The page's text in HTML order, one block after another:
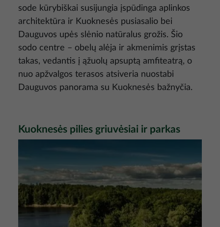
sode kūrybiškai susijungia įspūdinga aplinkos
architektūra ir Kuoknesės pusiasalio bei
Dauguvos upės slėnio natūralus grožis. Šio
sodo centre – obelų alėja ir akmenimis grįstas
takas, vedantis į ąžuolų apsuptą amfiteatrą, o
nuo apžvalgos terasos atsiveria nuostabi
Dauguvos panorama su Kuoknesės bažnyčia.
Kuoknesės pilies griuvėsiai ir parkas